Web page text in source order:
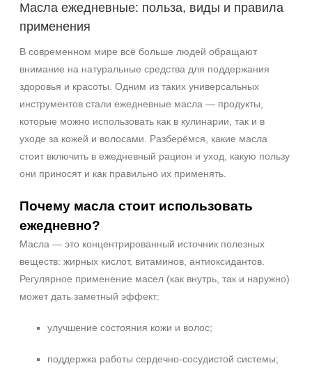
Любой возраст
Действие
Восстановление
Обезжиривание
Назначение против
Акне
Возрастные изменения
Воспаление
Показать еще
Результат
Масла ежедневные: польза, виды и правила
применения
В современном мире всё больше людей обращают
внимание на натуральные средства для поддержания
здоровья и красоты. Одним из таких универсальных
инструментов стали ежедневные масла — продукты,
которые можно использовать как в кулинарии, так и в
уходе за кожей и волосами. Разберёмся, какие масла
стоит включить в ежедневный рацион и уход, какую пользу
они приносят и как правильно их применять.
Почему масла стоит использовать
ежедневно?
Масла — это концентрированный источник полезных
веществ: жирных кислот, витаминов, антиоксидантов.
Регулярное применение масел (как внутрь, так и наружно)
может дать заметный эффект:
улучшение состояния кожи и волос;
поддержка работы сердечно‑сосудистой системы;